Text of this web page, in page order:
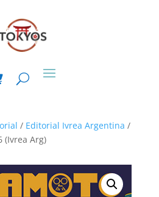
/ Editorial Ivrea Argentina /
(Ivrea Arg)